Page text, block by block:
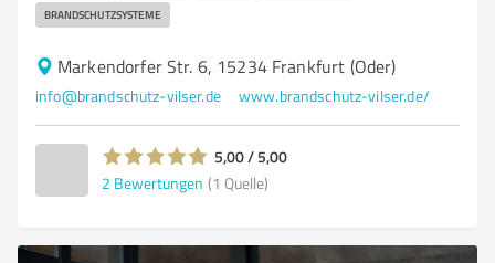
BRANDSCHUTZSYSTEME
Markendorfer Str. 6, 15234 Frankfurt (Oder)
info@brandschutz-vilser.de www.brandschutz-vilser.de/
5,00 / 5,00
2 Bewertungen (1 Quelle)